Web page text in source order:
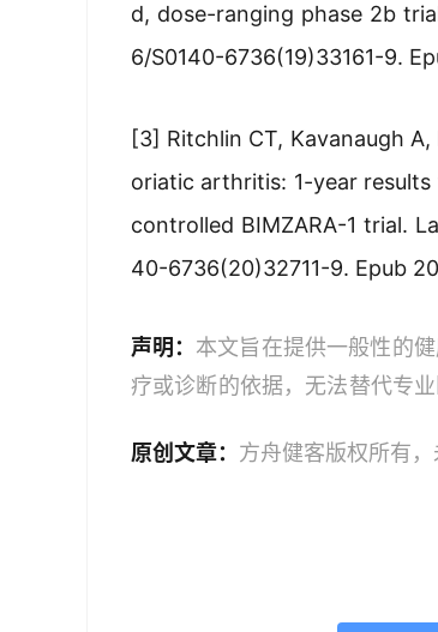
d, dose-ranging phase 2b
6/S0140-6736(19)33161-9.
[3] Ritchlin CT, Kavanaugh
oriatic arthritis: 1-year
controlled BIMZARA-1 trial.
40-6736(20)32711-9. Epub
声明： 本文旨在提供一般性的
疗或诊断的依据，无法替代专
策时，应咨询合格的医疗专业
原创文章： 方舟健客版权所有，